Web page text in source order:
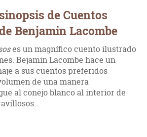
de Cuentos
Benjamin Lacombe
es un magnífico cuento ilustrado
Bejamin Lacombe hace un
a sus cuentos preferidos
de una manera
al conejo blanco al interior de